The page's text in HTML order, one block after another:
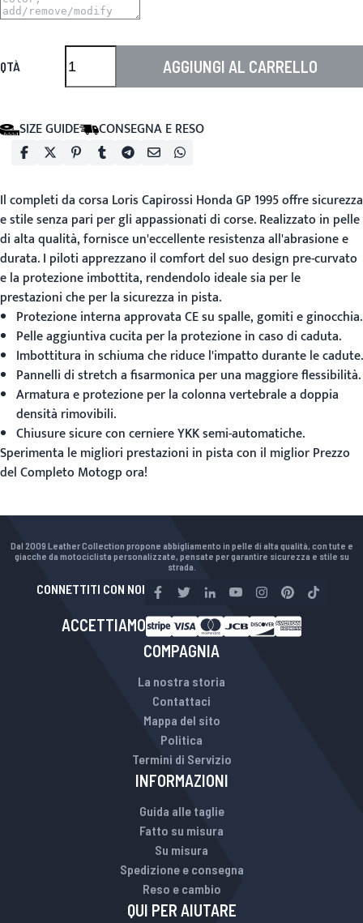
QTÀ AGGIUNGI AL CARRELLO
SIZE GUIDE CONSEGNA E RESO
Il completi da corsa Loris Capirossi Honda GP 1995 offre sicurezza
e stile senza pari per gli appassionati di corse. Realizzato in pelle
di alta qualità, fornisce un'eccellente resistenza all'abrasione e
durata. I piloti apprezzano il comfort del suo design pre-curvato
e la protezione imbottita, rendendolo ideale sia per le
prestazioni che per la sicurezza in pista.
Protezione interna approvata CE su spalle, gomiti e ginocchia.
Pelle aggiuntiva cucita per la protezione in caso di caduta.
Imbottitura in schiuma che riduce l'impatto durante le cadute.
Pannelli di stretch a fisarmonica per una maggiore flessibilità.
Armatura e protezione per la colonna vertebrale a doppia
densità rimovibili.
Chiusure sicure con cerniere YKK semi-automatiche.
Sperimenta le migliori prestazioni in pista con il migliorPrezzo
del Completo Motogpora!
Dal 2009 Leather Collection propone abbigliamento in pelle di alta qualità, con tute e
giacche da motociclista personalizzate, pensate per garantire sicurezza e stile su
strada.
CONNETTITI CON NOI
ACCETTIAMO
COMPAGNIA
La nostra storia
Contattaci
Mappa del sito
Politica
Termini di Servizio
INFORMAZIONI
Guida alle taglie
Fatto su misura
Su misura
Spedizione e consegna
Reso e cambio
QUI PER AIUTARE